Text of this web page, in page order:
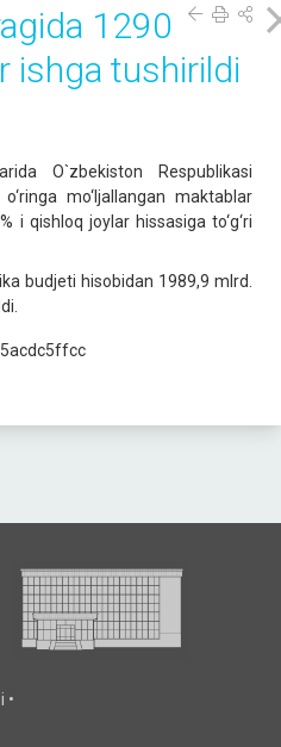
1290
ishga tushirildi
O`zbekiston Respublikasi
mo‘ljallangan maktablar
i qishloq joylar hissasiga to‘g‘ri
budjeti hisobidan 1989,9 mlrd.
•